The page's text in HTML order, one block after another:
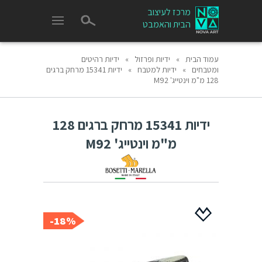
מרכז לעיצוב
הבית והאמבט
עמוד הבית » ידיות ופרזול »
ידיות רהיטים
ומטבחים
» ידיות למטבח »
ידיות 15341 מרחק ברגים
128 מ"מ וינטייג' M92
ידיות 15341 מרחק ברגים 128
מ"מ וינטייג' M92
18%-